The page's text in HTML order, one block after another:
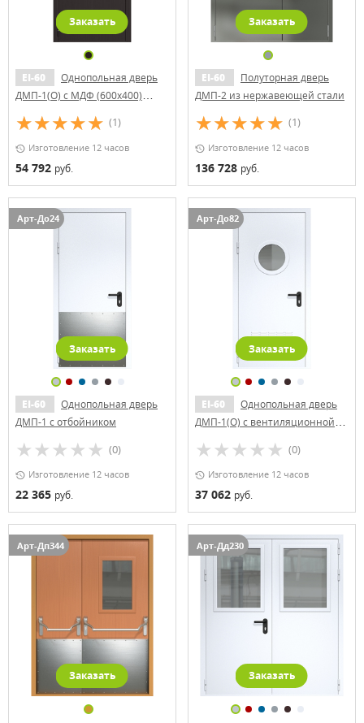
Заказать
EI-60
Однопольная дверь
ДМП-1(О) с МДФ (600х400)
(ручки «хром»)
(1)
Изготовление 12 часов
54 792 руб.
Заказать
EI-60
Полуторная дверь
ДМП-2 из нержавеющей стали
(1)
Изготовление 12 часов
136 728 руб.
Арт-До24
Заказать
EI-60
Однопольная дверь
ДМП-1 с отбойником
(0)
Изготовление 12 часов
22 365 руб.
Арт-До82
Заказать
EI-60
Однопольная дверь
ДМП-1(О) с вентиляционной
стеклопакетом
(0)
Изготовление 12 часов
37 062 руб.
Арт-Дп344
Заказать
Арт-Дд230
Заказать